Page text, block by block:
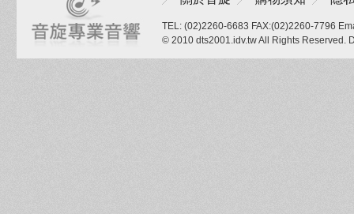
TEL: (02)2260-6683 FAX:(02)2260-7796
© 2010 dts2001.idv.tw All Rights Reserved.